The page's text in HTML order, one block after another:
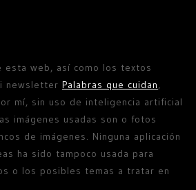
esta web, así como los textos
newsletter Palabras que cuidan,
mí, sin uso de inteligencia artificial
imágenes usadas son o fotos
de imágenes. Ninguna aplicación
ha sido tampoco usada para
o los posibles temas a tratar en